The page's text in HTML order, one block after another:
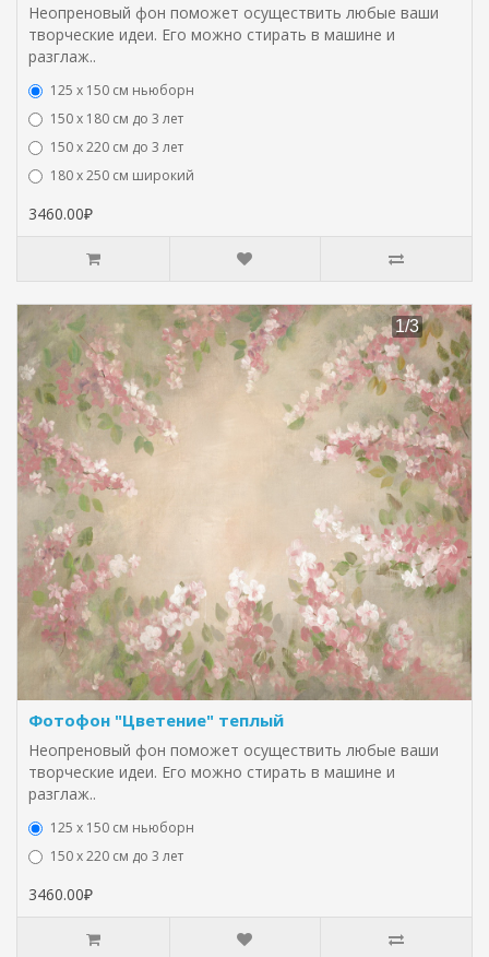
Неопреновый фон поможет осуществить любые ваши
творческие идеи. Его можно стирать в машине и
разглаж..
125 x 150 см ньюборн
150 х 180 см до 3 лет
150 х 220 см до 3 лет
180 х 250 см широкий
3460.00₽
Фотофон "Цветение" теплый
Неопреновый фон поможет осуществить любые ваши
творческие идеи. Его можно стирать в машине и
разглаж..
125 x 150 см ньюборн
150 х 220 см до 3 лет
3460.00₽